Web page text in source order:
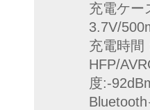
充電ケー
3.7V/
充電時間
HFP/
度:-